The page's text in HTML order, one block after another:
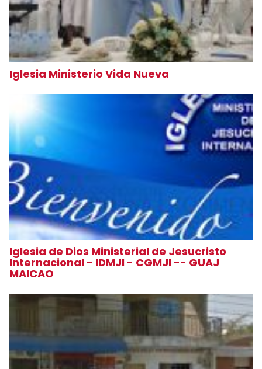
Iglesia Ministerio Vida Nueva
Iglesia de Dios Ministerial de Jesucristo
Internacional - IDMJI - CGMJI -- GUAJ
MAICAO